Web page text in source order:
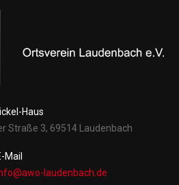
Haus
Straße 3, 69514 Laudenbach
Mail
laudenbach.de